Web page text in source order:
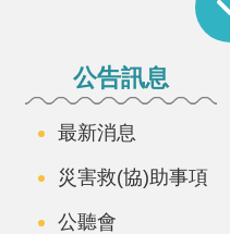
公告訊息
最新消息
災害救(協)助事項
公聽會